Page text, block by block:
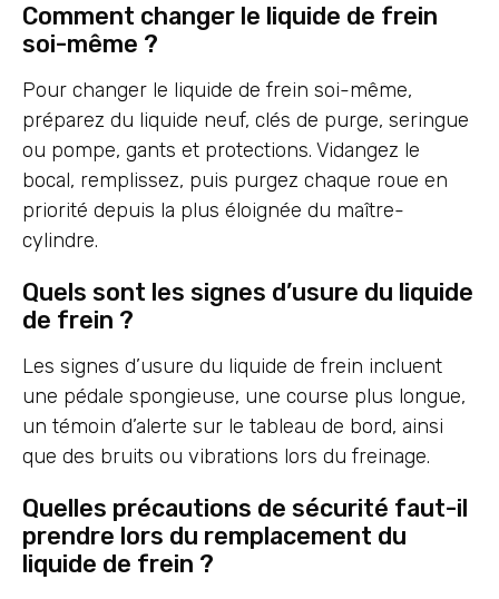
Comment changer le liquide de frein
soi-même ?
Pour changer le liquide de frein soi-même,
préparez du liquide neuf, clés de purge, seringue
ou pompe, gants et protections. Vidangez le
bocal, remplissez, puis purgez chaque roue en
priorité depuis la plus éloignée du maître-
cylindre.
Quels sont les signes d’usure du liquide
de frein ?
Les signes d’usure du liquide de frein incluent
une pédale spongieuse, une course plus longue,
un témoin d’alerte sur le tableau de bord, ainsi
que des bruits ou vibrations lors du freinage.
Quelles précautions de sécurité faut-il
prendre lors du remplacement du
liquide de frein ?